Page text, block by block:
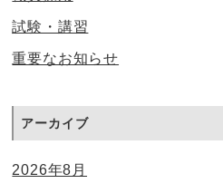
試験・講習
重要なお知らせ
アーカイブ
2026年8月